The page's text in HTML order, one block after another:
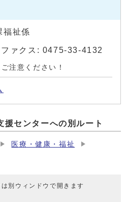
福祉係
ファクス: 0475-33-4132
注意ください！
援センターへの別ルート
医療・健康・福祉
別ウィンドウで開きます